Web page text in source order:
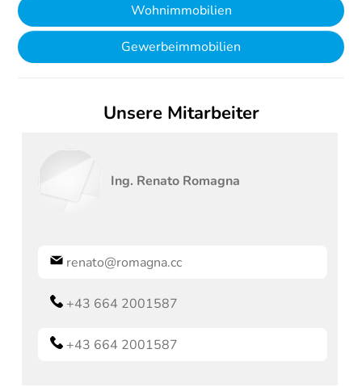
Wohnimmobilien
Gewerbeimmobilien
Unsere Mitarbeiter
Ing. Renato Romagna
renato@romagna.cc
+43 664 2001587
+43 664 2001587